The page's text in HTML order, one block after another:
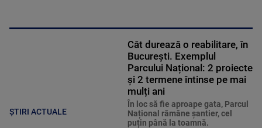
ȘTIRI ACTUALE
Cât durează o reabilitare, în
București. Exemplul
Parcului Național: 2 proiecte
și 2 termene întinse pe mai
mulți ani
În loc să fie aproape gata, Parcul
Național rămâne șantier, cel
puțin până la toamnă.